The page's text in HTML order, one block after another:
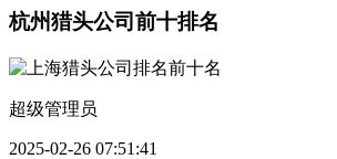
杭州猎头公司前十排名
超级管理员
2025-02-26 07:51:41